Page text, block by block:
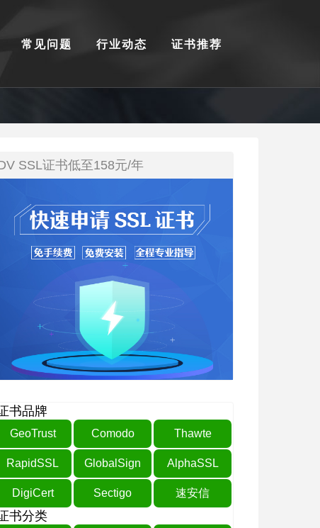
常见问题 行业动态 证书推荐
SSL证书低至158元/年
书品牌
GeoTrust Comodo Thawte
RapidSSL GlobalSign AlphaSSL
DigiCert Sectigo 速安信
书分类